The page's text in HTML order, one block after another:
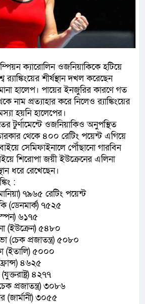
বাগেরহাট মেডিকেল
জুলাই স্মৃতি জাদুঘরের দুয়ার
ক্যারোলিন ওজনিয়াকিকে হটিয়ে
শীর্ষস্থান দখল করেছেন
হালেপ। পায়ের ইনজুরির কারণে গত
নাম প্রত্যাহার করে নিলেও র‌্যাঙ্কিংয়ের
হয়নি হালেপের।
টুর্ণামেন্টে ওজনিয়াকিও অনুপস্থিত
থেকে ৪০০ রেটিং পয়েন্ট এগিয়ে
সেমিফাইনালে পৌঁছানো গারবিন
শিরোপা জয়ী ইউক্রেনের এলিনা
ধরে রেখেছেন।
:
৭৯৬৫ রেটিং পয়েন্ট
(ডেনমার্ক) ৭৫২৫
৬১৭৫
(ইউক্রেন) ৫৪৮০
(চেক প্রজাতন্ত্র) ৫০৮০
(ইতালি) ৫০০০
৪৬২৫
৪২৭৭
প্রজাতন্ত্র) ৩০৮৬
(জার্মানী) ৩০৫৫